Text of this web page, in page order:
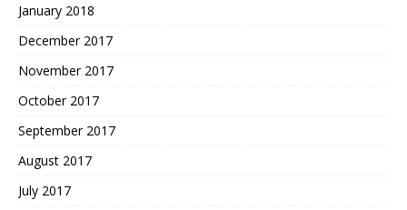
January 2018
December 2017
November 2017
October 2017
September 2017
August 2017
July 2017